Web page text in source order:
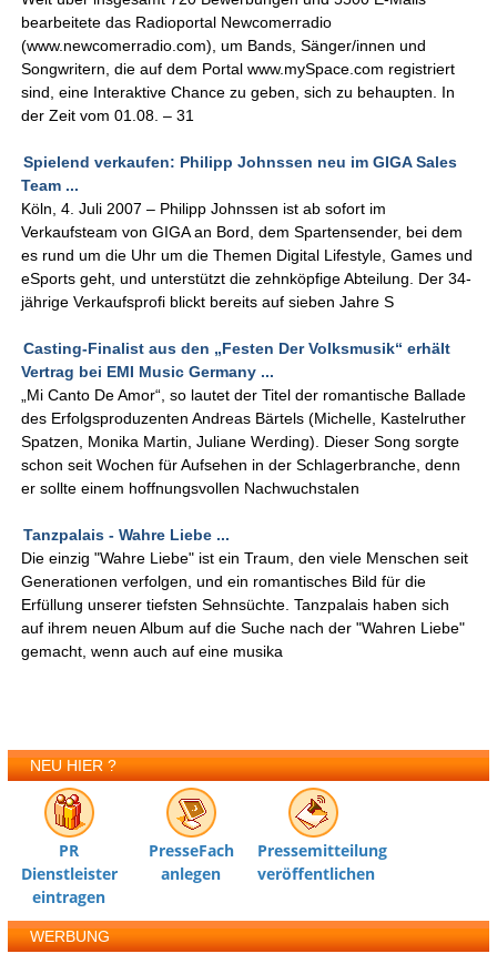
bearbeitete das Radioportal Newcomerradio
(www.newcomerradio.com), um Bands, Sänger/innen und
Songwritern, die auf dem Portal www.mySpace.com registriert
sind, eine Interaktive Chance zu geben, sich zu behaupten. In
der Zeit vom 01.08. – 31
Spielend verkaufen: Philipp Johnssen neu im GIGA Sales
Team ...
Köln, 4. Juli 2007 – Philipp Johnssen ist ab sofort im
Verkaufsteam von GIGA an Bord, dem Spartensender, bei dem
es rund um die Uhr um die Themen Digital Lifestyle, Games und
eSports geht, und unterstützt die zehnköpfige Abteilung. Der 34-
jährige Verkaufsprofi blickt bereits auf sieben Jahre S
Casting-Finalist aus den „Festen Der Volksmusik“ erhält
Vertrag bei EMI Music Germany ...
„Mi Canto De Amor“, so lautet der Titel der romantische Ballade
des Erfolgsproduzenten Andreas Bärtels (Michelle, Kastelruther
Spatzen, Monika Martin, Juliane Werding). Dieser Song sorgte
schon seit Wochen für Aufsehen in der Schlagerbranche, denn
er sollte einem hoffnungsvollen Nachwuchstalen
Tanzpalais - Wahre Liebe ...
Die einzig "Wahre Liebe" ist ein Traum, den viele Menschen seit
Generationen verfolgen, und ein romantisches Bild für die
Erfüllung unserer tiefsten Sehnsüchte. Tanzpalais haben sich
auf ihrem neuen Album auf die Suche nach der "Wahren Liebe"
gemacht, wenn auch auf eine musika
NEU HIER ?
PR
Dienstleister
eintragen
PresseFach
anlegen
Pressemitteilung
veröffentlichen
WERBUNG